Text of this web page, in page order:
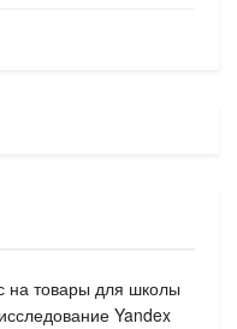
на товары для школы
Yandex